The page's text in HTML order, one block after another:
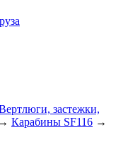
застежки,
→ Карабины SF116 →